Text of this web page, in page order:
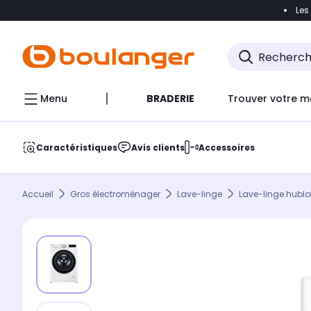
Accéder
Menu BRADERIE Trouver votre
Caractéristiques Avis clients Accessoires
Accueil Gros électroménager Lave-linge Lave-linge